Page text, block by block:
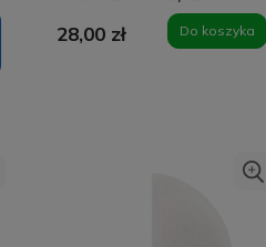
miską 2w1 3.2l
Rojeco
28,00 zł Do koszyka